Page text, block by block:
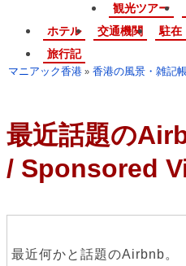
観光ツアー
ホテル
交通機関 駐在
旅行記
マニアック香港 » 香港の風景・雑記
最近話題の
/ Sponsored
最近何かと話題のAirbnb。